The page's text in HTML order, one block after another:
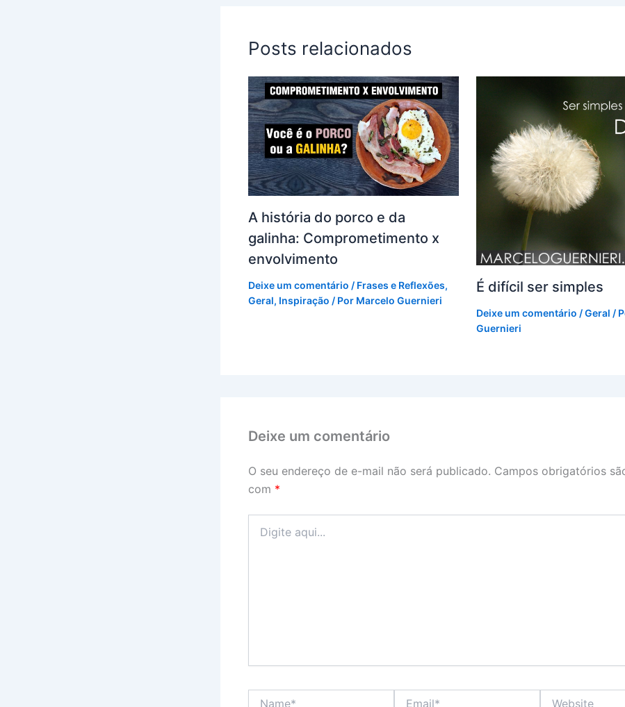
Posts relacionados
A história do porco e da
galinha: Comprometimento x
envolvimento
Deixe um comentário / Frases e Reflexões,
Geral, Inspiração / Por Marcelo Guernieri
É difícil ser simples
Deixe um comentário /Geral /
Guernieri
Deixe um comentário
O seu endereço de e-mail não será publicado. Campos obrigatórios
com *
aqui...